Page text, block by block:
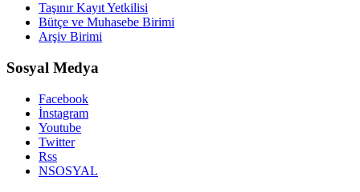
Taşınır Kayıt Yetkilisi
Bütçe ve Muhasebe Birimi
Arşiv Birimi
Sosyal Medya
Facebook
İnstagram
Youtube
Twitter
Rss
NSOSYAL